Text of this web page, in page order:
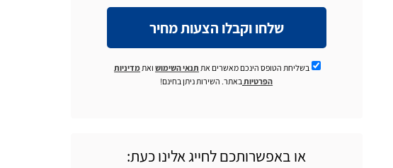
שלחו וקבלו הצעות מחיר
בשליחת הטופס הינכם מאשרים את תנאי השימושואתמדיניות
הפרטיותבאתר. השירות ניתן בחינם!
או באפשרותכם לחייג אלינו כעת: